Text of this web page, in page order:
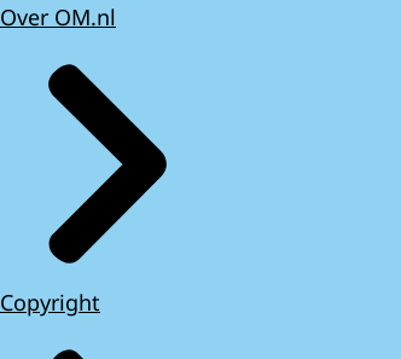
Over OM.nl
Copyright